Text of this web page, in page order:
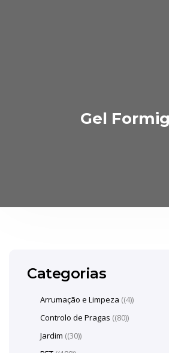
Gel
Categorias
Arrumação e Limpeza (4)
Controlo de Pragas (80)
Jardim (30)